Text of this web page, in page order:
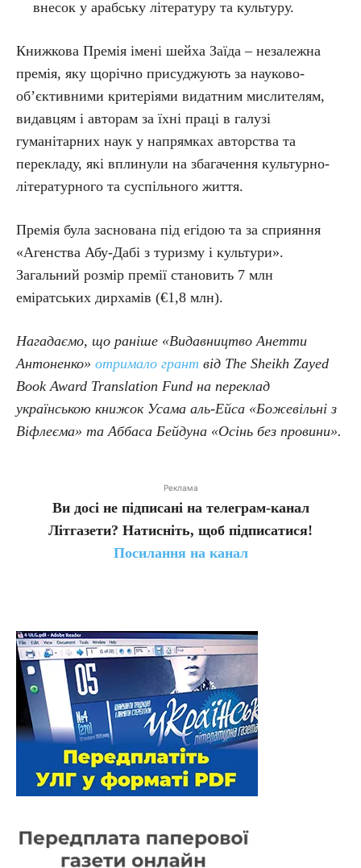
внесок у арабську літературу та культуру.
Книжкова Премія імені шейха Заїда – незалежна
премія, яку щорічно присуджують за науково-
об’єктивними критеріями видатним мислителям,
видавцям і авторам за їхні праці в галузі
гуманітарних наук у напрямках авторства та
перекладу, які вплинули на збагачення культурно-
літературного та суспільного життя.
Премія була заснована під егідою та за сприяння
«Агенства Абу-Дабі з туризму і культури».
Загальний розмір премії становить 7 млн
еміратських дирхамів (€1,8 млн).
Нагадаємо, що раніше «Видавництво Анетти
Антоненко» отримало грант від The Sheikh Zayed
Book Award Translation Fund на переклад
українською книжок Усама аль-Ейса «Божевільні з
Віфлеєма» таАббаса Бейдуна «Осінь без провини».
Реклама
Ви досі не підписані на телеграм-канал
Літгазети? Натисніть, щоб підписатися!
Посилання на канал